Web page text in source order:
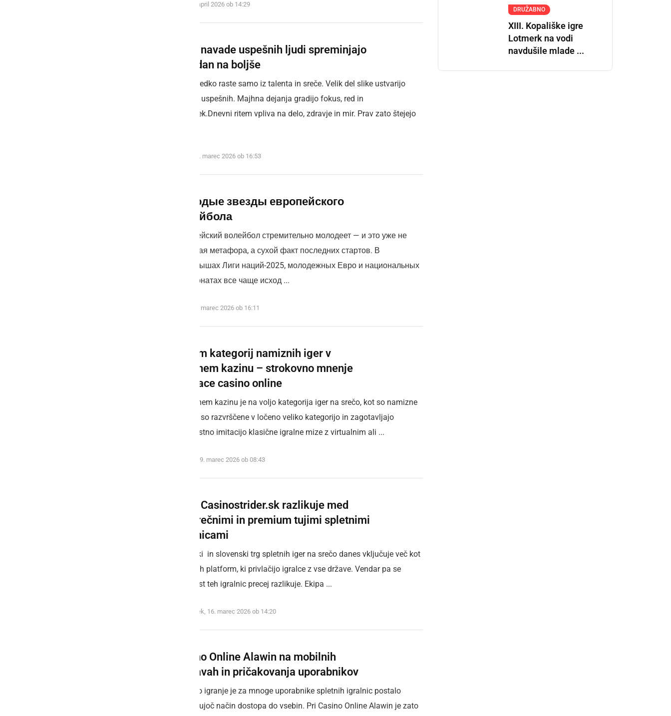
torek, 7. april 2026 ob 14:29
Kako navade uspešnih ljudi spreminjajo
vsakdan na boljše
Uspeh redko raste samo iz talenta in sreče. Velik del slike ustvarijo
navade uspešnih. Majhna dejanja gradijo fokus, red in
napredek.Dnevni ritem vpliva na delo, zdravje in mir. Prav zato štejejo
sreda, 25. marec 2026 ob 16:53
Молодые звезды европейского
волейбола
Европейский волейбол стремительно молодеет — и это уже не
красивая метафора, а сухой факт последних стартов. В
розыгрышах Лиги наций-2025, молодежных Евро и национальных
чемпионатах все чаще исход ...
torek, 24. marec 2026 ob 16:11
Sistem kategorij namiznih iger v
spletnem kazinu – strokovno mnenje
Westace casino online
V spletnem kazinu je na voljo kategorija iger na srečo, kot so namizne
igre. Te so razvrščene v ločeno veliko kategorijo in zagotavljajo
kakovostno imitacijo klasične igralne mize z virtualnim ali ...
četrtek, 19. marec 2026 ob 08:43
Kako Casinostrider.sk razlikuje med
povprečnimi in premium tujimi spletnimi
igralnicami
Slovaški in slovenski trg spletnih iger na srečo danes vključuje več kot
200 tujih platform, ki privlačijo igralce z vse države. Vendar pa se
kakovost teh igralnic precej razlikuje. Ekipa ...
ponedeljek, 16. marec 2026 ob 14:20
Casino Online Alawin na mobilnih
napravah in pričakovanja uporabnikov
Mobilno igranje je za mnoge uporabnike spletnih igralnic postalo
prevladujoč način dostopa do vsebin. Pri Casino Online Alawin je zato
DRUŽABNO
XIII. Kopališke igre
Lotmerk na vodi
navdušile mlade ...